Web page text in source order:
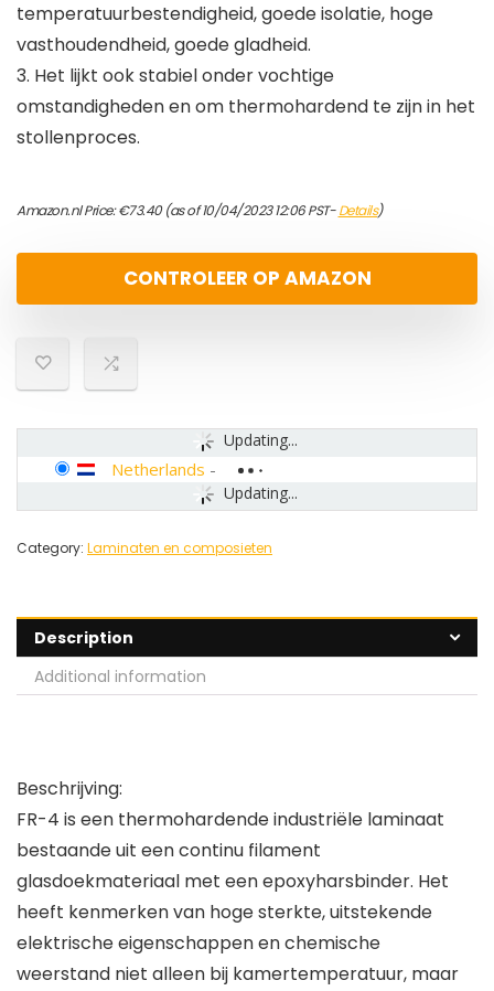
temperatuurbestendigheid, goede isolatie, hoge
vasthoudendheid, goede gladheid.
3. Het lijkt ook stabiel onder vochtige
omstandigheden en om thermohardend te zijn in het
stollenproces.
Amazon.nl Price:€73.40(as of 10/04/2023 12:06 PST-Details)
CONTROLEER OP AMAZON
Updating...
Updating...
Netherlands -
Category: Laminaten en composieten
Description
Additional information
Beschrijving:
FR-4 is een thermohardende industriële laminaat
bestaande uit een continu filament
glasdoekmateriaal met een epoxyharsbinder. Het
heeft kenmerken van hoge sterkte, uitstekende
elektrische eigenschappen en chemische
weerstand niet alleen bij kamertemperatuur, maar